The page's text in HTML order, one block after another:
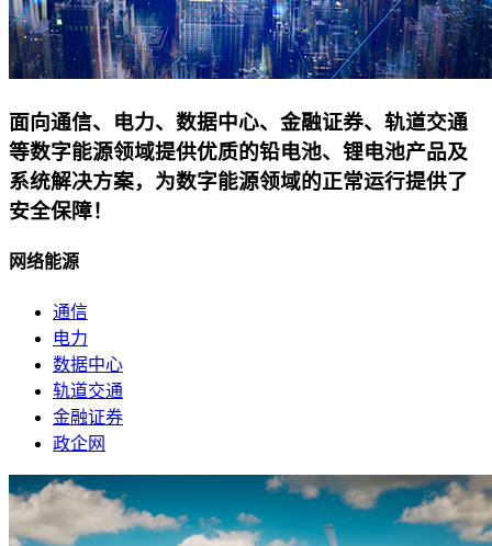
面向通信、电力、数据中心、金融证券、轨道交通
等数字能源领域提供优质的铅电池、锂电池产品及
系统解决方案，为数字能源领域的正常运行提供了
安全保障！
网络能源
通信
电力
数据中心
轨道交通
金融证券
政企网